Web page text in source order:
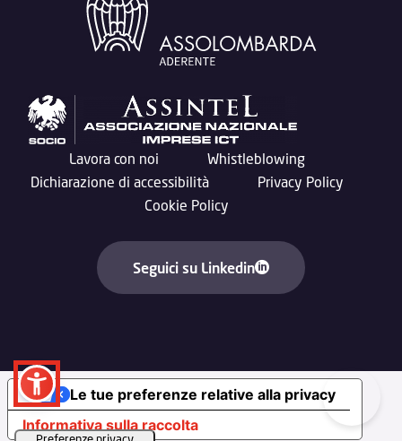
Lavora con noi
Whistleblowing
Dichiarazione di accessibilità
Privacy Policy
Cookie Policy
Seguici su Linkedin
Informativa sulla raccolta
Le tue preferenze relative alla privacy